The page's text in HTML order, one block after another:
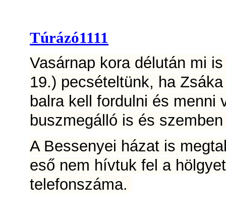
Túrázó1111
Vasárnap kora délután mi
19.) pecsételtünk, ha
balra kell fordulni és menni
buszmegálló is és
A Bessenyei házat is
eső nem hívtuk fel a
telefonszáma.